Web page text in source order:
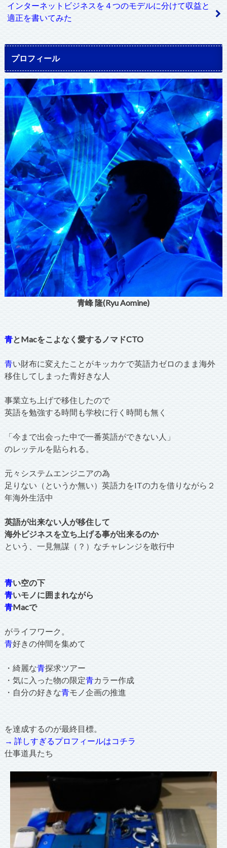
インターネットビジネスを４つのモデルに分けて収益と
適正を書いてみた
プロフィール
青峰 隆(Ryu Aomine)
青とMacをこよなく愛するノマドCTO
青い財布に変えたことがキッカケで英語力ゼロのまま海外
移住してしまった青好きな人
事業立ち上げで移住したので
英語を勉強する時間も学校に行く時間も無く
「今まで出会った中で一番英語ができない人」
のレッテルを貼られる。
元々システムエンジニアの為
足りない（というか無い）英語力をITの力を借りながら２
年海外生活中
英語が出来ない人が移住して
海外ビジネスを立ち上げる事が出来るのか
という、一見無謀（？）なチャレンジを敢行中
青い空の下
青いモノに囲まれながら
青Macで
がライフワーク。
青好きの仲間を集めて
・綺麗な青探求ツアー
・気に入った物の限定青カラー作成
・自分の好きな青モノ企画の推進
を達成するのが最終目標。
→ 詳しすぎるプロフィールはコチラ
仕事道具たち